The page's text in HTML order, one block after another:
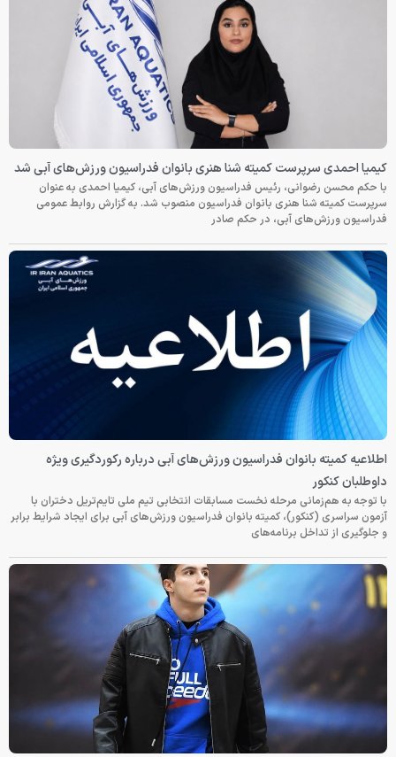
کیمیا احمدی سرپرست کمیته شنا هنری بانوان فدراسیون ورزش‌های آبی شد
با حکم محسن رضوانی، رئیس فدراسیون ورزش‌های آبی، کیمیا احمدی به عنوان
سرپرست کمیته شنا هنری بانوان فدراسیون منصوب شد. به گزارش روابط عمومی
فدراسیون ورزش‌های آبی، در حکم صادر
اطلاعیه کمیته بانوان فدراسیون ورزش‌های آبی درباره رکوردگیری ویژه
داوطلبان کنکور
با توجه به هم‌زمانی مرحله نخست مسابقات انتخابی تیم ملی تایم‌تریل دختران با
آزمون سراسری (کنکور)، کمیته بانوان فدراسیون ورزش‌های آبی برای ایجاد شرایط برابر
و جلوگیری از تداخل برنامه‌های